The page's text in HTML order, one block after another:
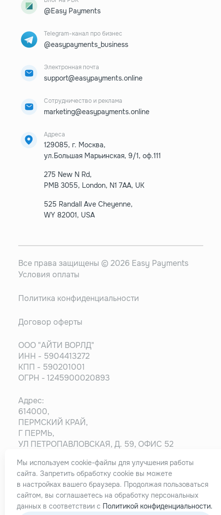
@Easy Payments
Telegram-канал про бизнес
@easypayments_business
Электронная почта
support@easypayments.online
Сотрудничество и реклама
marketing@easypayments.online
Адреса
129085, г. Москва,
ул.Большая Марьинская, 9/1, оф.111
275 New N Rd,
PMB 3055, London, N1 7AA, UK
525 Randall Ave Cheyenne,
WY 82001, USA
Все права защищены © 2026 Easy Payments
Условия оплаты
Политика конфиденциальности
Договор оферты
ООО "АЙТИ ВОРЛД"
ИНН - 5904413272
КПП - 590201001
ОГРН - 1245900020893
Адрес:
614000,
ПЕРМСКИЙ КРАЙ,
Г ПЕРМЬ,
УЛ ПЕТРОПАВЛОВСКАЯ, Д. 59, ОФИС 52
Информация на сайте носит ознакомительный
характер и не является публичной офертой,
определяемой положениями статьи 437
Гражданского кодекса РФ.
Мы используем cookie-файлы для улучшения работы
сайта. Запретить обработку cookie вы можете
в настройках вашего браузера. Продолжая пользоваться
сайтом, вы соглашаетесь на обработку персональных
данных в соответствии с Политикой конфиденциальности.